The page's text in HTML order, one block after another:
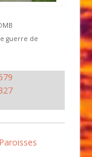
guerre de